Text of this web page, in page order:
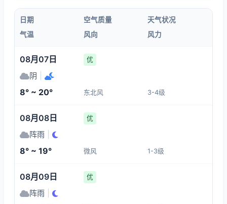
日期 空气质量
天气状况
气温
风向 风力
08月07日 优
阴
8° ~ 20° 东北风 3-4级
08月08日 优
阵雨
8° ~ 19° 微风 1-3级
08月09日 优
阵雨